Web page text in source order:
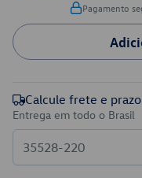
Pagamento
Calcule frete e prazo
Entrega em todo o Brasil